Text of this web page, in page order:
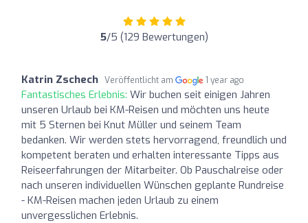
5/5 (129 Bewertungen)
Katrin Zschech Veröffentlicht am 1 year ago
Fantastisches Erlebnis: Wir buchen seit einigen Jahren
unseren Urlaub bei KM-Reisen und möchten uns heute
mit 5 Sternen bei Knut Müller und seinem Team
bedanken. Wir werden stets hervorragend, freundlich und
kompetent beraten und erhalten interessante Tipps aus
Reiseerfahrungen der Mitarbeiter. Ob Pauschalreise oder
nach unseren individuellen Wünschen geplante Rundreise
- KM-Reisen machen jeden Urlaub zu einem
unvergesslichen Erlebnis.